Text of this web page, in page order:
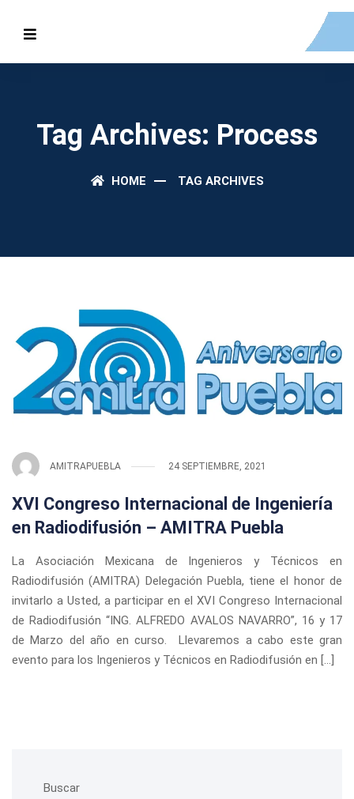
Tag Archives: Process
HOME TAG ARCHIVES
AMITRAPUEBLA 24 SEPTIEMBRE, 2021
XVI Congreso Internacional de Ingeniería
en Radiodifusión – AMITRA Puebla
La Asociación Mexicana de Ingenieros y Técnicos en
Radiodifusión (AMITRA) Delegación Puebla, tiene el honor de
invitarlo a Usted, a participar en el XVI Congreso Internacional
de Radiodifusión “ING. ALFREDO AVALOS NAVARRO”, 16 y 17
de Marzo del año en curso. Llevaremos a cabo este gran
evento para los Ingenieros y Técnicos en Radiodifusión en […]
Buscar